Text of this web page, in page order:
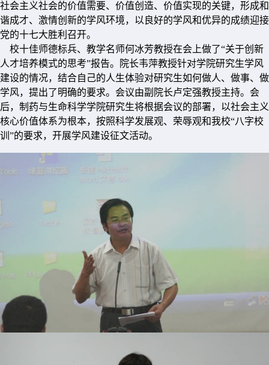
社会主义社会的价值需要、价值创造、价值实现的关键，形成和
谐成才、激情创新的学风环境，以良好的学风和优异的成绩迎接
党的十七大胜利召开。
校十佳师德标兵、教学名师何冰芳教授在会上做了“关于创新
人才培养模式的思考”报告。院长韦萍教授针对学院研究生学风
建设的情况，结合自己的人生体验对研究生如何做人、做事、做
学风，提出了明确的要求。会议由副院长卢定强教授主持。会
后，制药与生命科学学院研究生将根据会议的部署，以社会主义
核心价值体系为根本，按照科学发展观、荣辱观和我校“八字校
训”的要求，开展学风建设征文活动。